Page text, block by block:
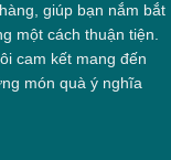
nung)
giúp bạn nắm bắt
một cách thuận tiện.
cam kết mang đến
món quà ý nghĩa